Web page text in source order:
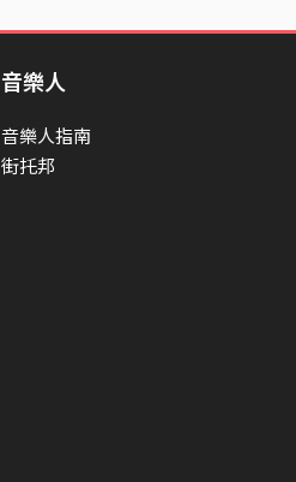
音樂人
音樂人指南
街托邦